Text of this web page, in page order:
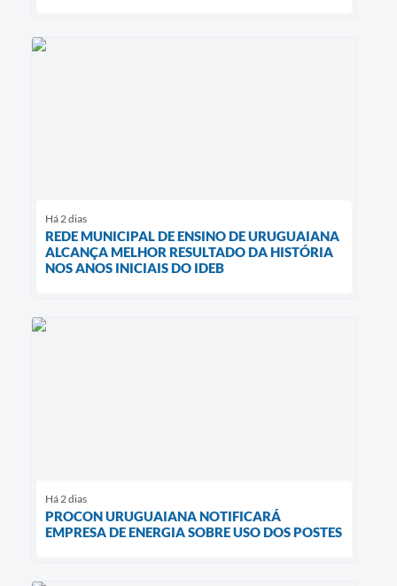
Há 2 dias
REDE MUNICIPAL DE ENSINO DE URUGUAIANA
ALCANÇA MELHOR RESULTADO DA HISTÓRIA
NOS ANOS INICIAIS DO IDEB
Há 2 dias
PROCON URUGUAIANA NOTIFICARÁ
EMPRESA DE ENERGIA SOBRE USO DOS POSTES